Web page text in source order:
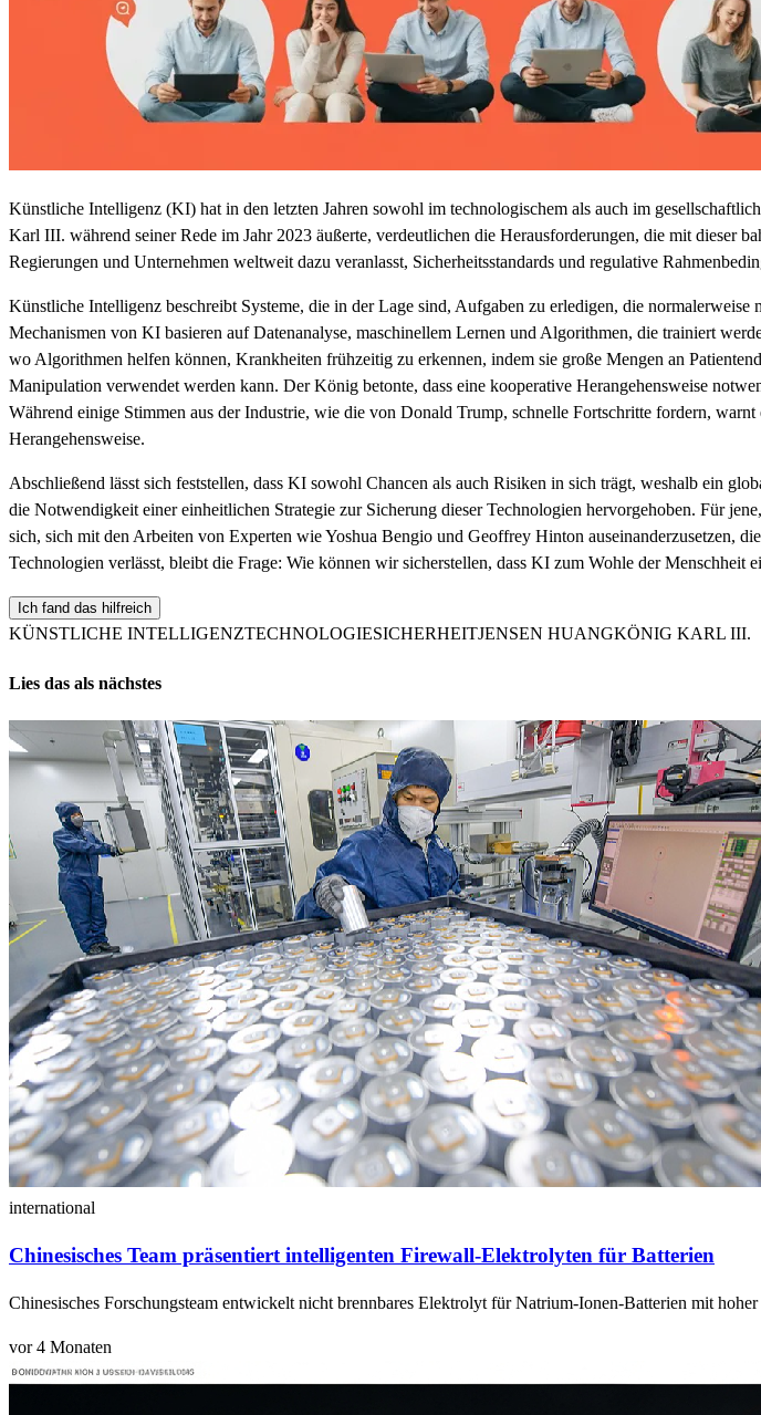
Künstliche Intelligenz (KI) hat in den letzten Jahren sowohl im technologischem als auch im
Karl III. während seiner Rede im Jahr 2023 äußerte, verdeutlichen die Herausforderungen, die mit dieser
Regierungen und Unternehmen weltweit dazu veranlasst, Sicherheitsstandards und regulative
Künstliche Intelligenz beschreibt Systeme, die in der Lage sind, Aufgaben zu erledigen, die
Mechanismen von KI basieren auf Datenanalyse, maschinellem Lernen und Algorithmen, die trainiert
wo Algorithmen helfen können, Krankheiten frühzeitig zu erkennen, indem sie große Mengen an
Manipulation verwendet werden kann. Der König betonte, dass eine kooperative Herangehensweise
Während einige Stimmen aus der Industrie, wie die von Donald Trump, schnelle Fortschritte fordern,
Herangehensweise.
Abschließend lässt sich feststellen, dass KI sowohl Chancen als auch Risiken in sich trägt, weshalb ein
die Notwendigkeit einer einheitlichen Strategie zur Sicherung dieser Technologien hervorgehoben. Für
sich, sich mit den Arbeiten von Experten wie Yoshua Bengio und Geoffrey Hinton auseinanderzusetzen,
Technologien verlässt, bleibt die Frage: Wie können wir sicherstellen, dass KI zum Wohle der Menschheit
Ich fand das hilfreich
KÜNSTLICHE INTELLIGENZTECHNOLOGIESICHERHEITJENSEN HUANGKÖNIG KARL III.
Lies das als nächstes
international
Chinesisches Team präsentiert intelligenten Firewall-Elektrolyten für Batterien
Chinesisches Forschungsteam entwickelt nicht brennbares Elektrolyt für Natrium-Ionen-Batterien mit hoher
vor 4 Monaten